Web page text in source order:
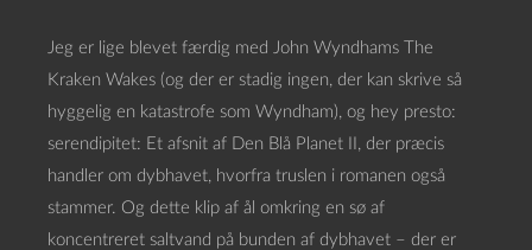
Jeg er lige blevet færdig med John Wyndhams The
Kraken Wakes (og der er stadig ingen, der kan skrive så
hyggelig en katastrofe som Wyndham), og hey presto:
serendipitet: Et afsnit af Den Blå Planet II, der præcis
handler om dybhavet, hvorfra truslen i romanen også
stammer. Og dette klip af ål omkring en sø af
koncentreret saltvand på bunden af dybhavet – der er